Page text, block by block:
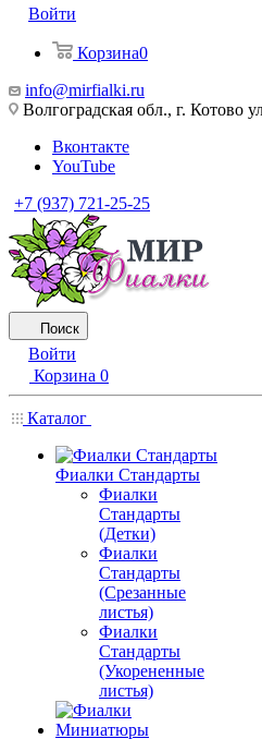
Войти
Корзина0
info@mirfialki.ru
Волгоградская обл., г. Котово
Вконтакте
YouTube
+7 (937) 721-25-25
Поиск
Войти
Корзина 0
Каталог
Фиалки Стандарты
Фиалки
Стандарты
(Детки)
Фиалки
Стандарты
(Срезанные
листья)
Фиалки
Стандарты
(Укорененные
листья)